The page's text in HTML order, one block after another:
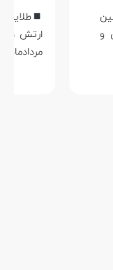
ارتش در
مردادماه،